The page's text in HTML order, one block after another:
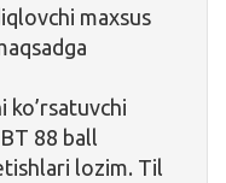
maxsus
ko’rsatuvchi
88 ball
lozim. Til